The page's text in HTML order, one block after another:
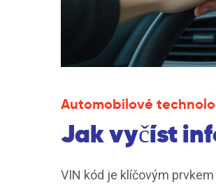
Automobilové
Jak vyčíst
VIN kód je klíčovým